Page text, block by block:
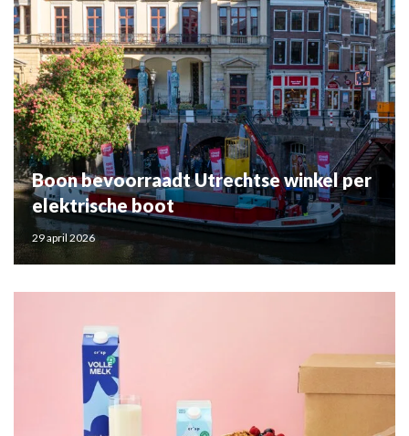
Boon bevoorraadt Utrechtse winkel per
elektrische boot
29 april 2026